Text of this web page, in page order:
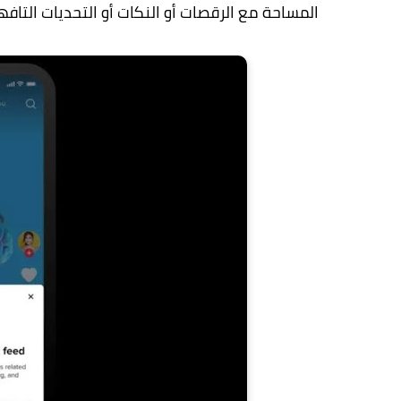
المساحة مع الرقصات أو النكات أو التحديات